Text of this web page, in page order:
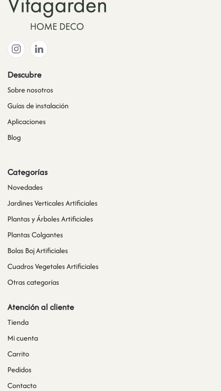
Descubre
Sobre nosotros
Guías de instalación
Aplicaciones
Blog
Categorías
Novedades
Jardines Verticales Artificiales
Plantas y Árboles Artificiales
Plantas Colgantes
Bolas Boj Artificiales
Cuadros Vegetales Artificiales
Otras categorías
Atención al cliente
Tienda
Mi cuenta
Carrito
Pedidos
Contacto